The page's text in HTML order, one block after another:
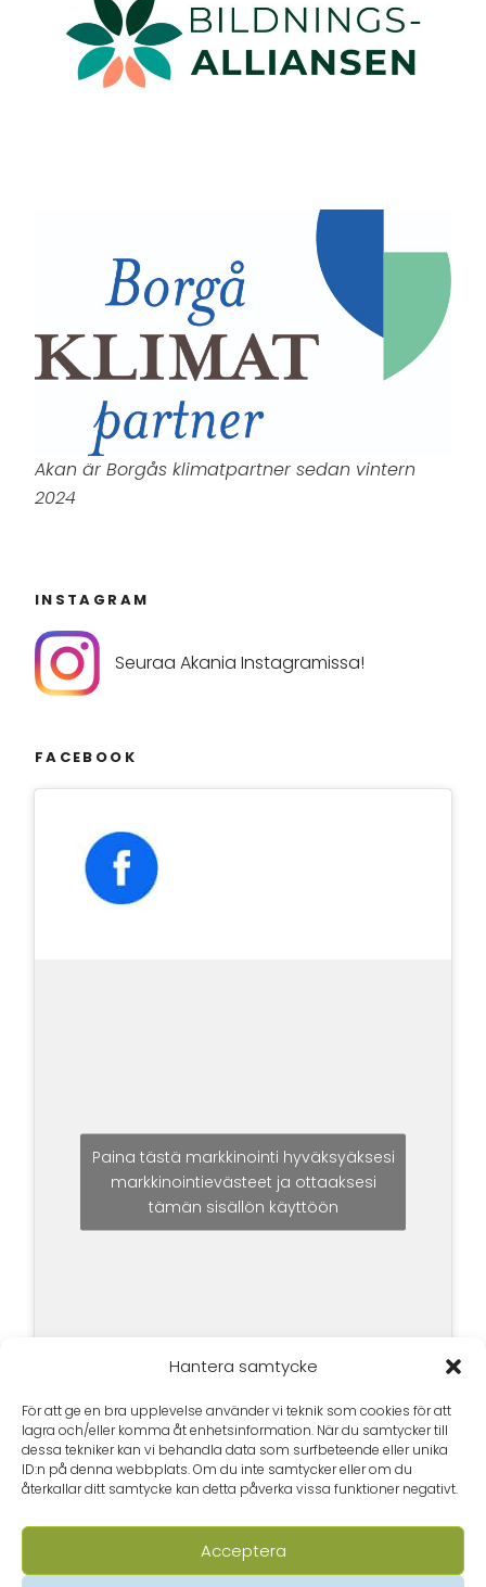
Hantera samtycke
För att ge en bra upplevelse använder vi teknik som cookies för att
lagra och/eller komma åt enhetsinformation. När du samtycker till
dessa tekniker kan vi behandla data som surfbeteende eller unika
ID:n på denna webbplats. Om du inte samtycker eller om du
återkallar ditt samtycke kan detta påverka vissa funktioner negativt.
Acceptera
Akan är Borgås klimatpartner sedan vintern
2024
INSTAGRAM
Seuraa Akania Instagramissa!
FACEBOOK
Paina tästä markkinointi hyväksyäksesi
markkinointievästeet ja ottaaksesi
tämän sisällön käyttöön